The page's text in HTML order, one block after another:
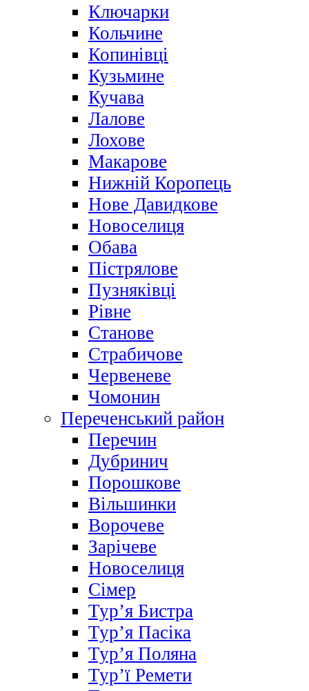
Ключарки
Кольчине
Копинівці
Кузьмине
Кучава
Лалове
Лохове
Макарове
Нижній Коропець
Нове Давидкове
Новоселиця
Обава
Пістрялове
Пузняківці
Рівне
Станове
Страбичове
Червеневе
Чомонин
Переченський район
Перечин
Дубринич
Порошкове
Вільшинки
Ворочеве
Зарічеве
Новоселиця
Сімер
Тур’я Бистра
Тур’я Пасіка
Тур’я Поляна
Тур’ї Ремети